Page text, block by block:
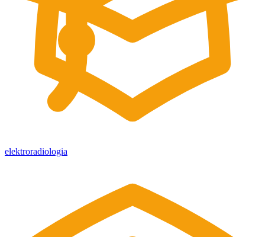
elektroradiologia